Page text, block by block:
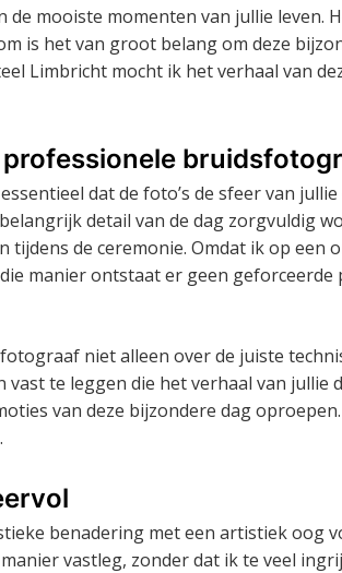
mooiste momenten van jullie leven.
is het van groot belang om deze
Limbricht mocht ik het verhaal van
dat de foto’s de sfeer van
detail van de dag zorgvuldig
de ceremonie. Omdat ik op een
manier ontstaat er geen
niet alleen over de juiste
te leggen die het verhaal van jullie
van deze bijzondere dag
benadering met een artistiek oog
vastleg, zonder dat ik te veel